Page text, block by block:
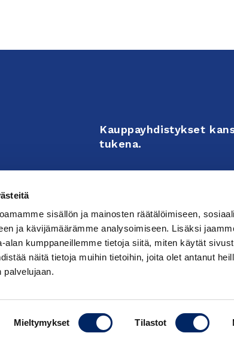
sisällön ja mainosten räätälöimiseen,
ja kävijämäärämme analysoimiseen. Lisäksi
alan kumppaneillemme tietoja siitä, miten käytät
näitä tietoja muihin tietoihin, joita olet antanut
palvelujaan.
Mieltymykset Tilastot
Kauppayhdistykset
tukena.
activities.